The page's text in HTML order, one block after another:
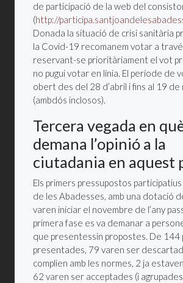
de participació de la web del
(http://
Donada la situació de crisi sanitària
la Covid-19 recomanem votar a
reservant-se prioritàriament el vot
no pugui votar en línia. El període de
obert des del 28 d’abril i fins al 19 de
(ambdós inclosos).
Tercera vegada en
demana l’opinió a la
ciutadania en aquest
Els primers pressupostos
de les Abadesses, amb una dotació
varen iniciar el novembre de l’any
primera fase es va demanar a
que presentessin propostes. De 144
presentades, 79 varen ser
complien amb les normes, 2 ja
62 varen ser acceptades (i